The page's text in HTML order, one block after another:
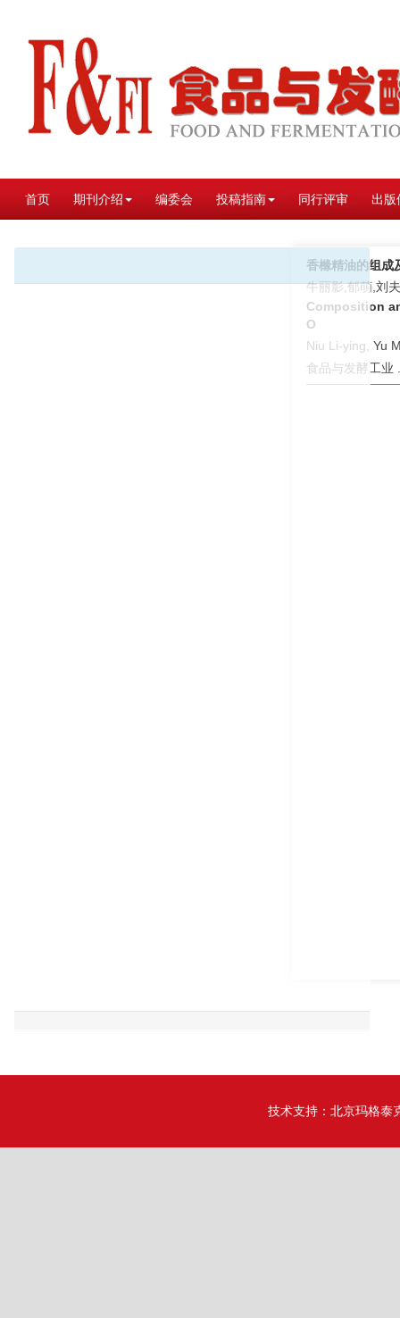
首页 期刊介绍 编委会 投稿指南 同行评审 出版
香橼精油的组成
牛丽影,郁萌,刘
Composition
O
Niu Li-ying, Yu
食品与发酵工业
技术支持： 北京玛格泰